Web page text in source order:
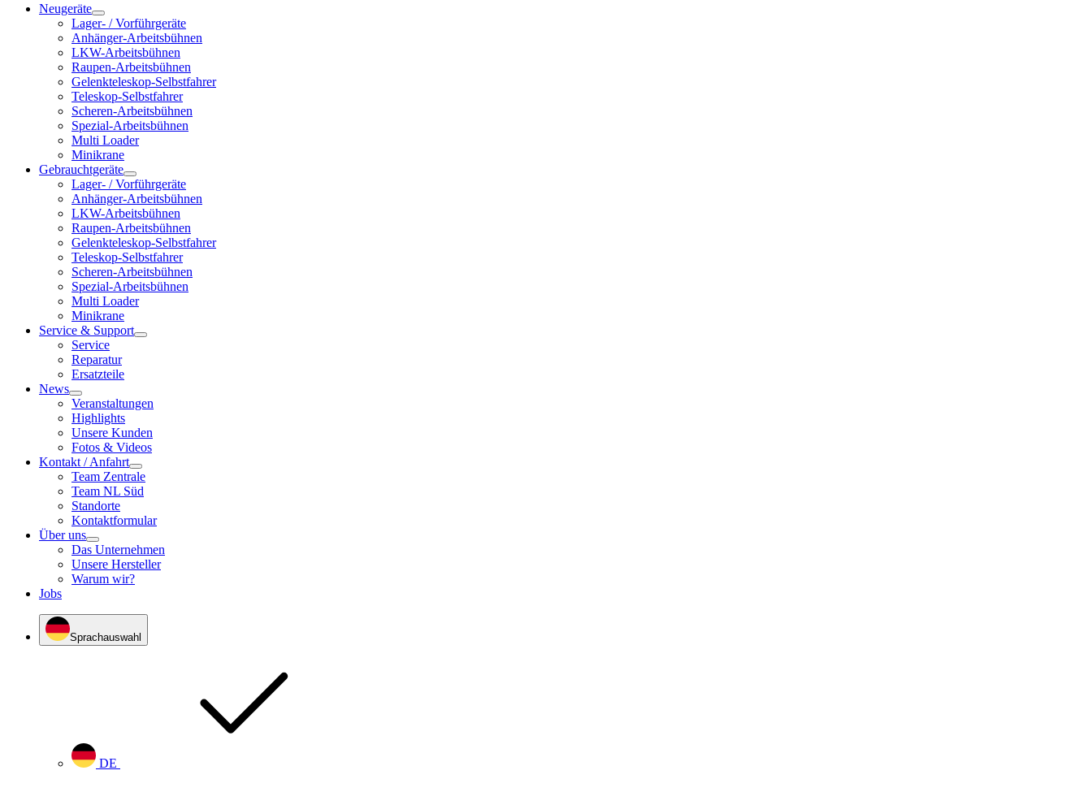
Neugeräte
Lager- / Vorführgeräte
Anhänger-Arbeitsbühnen
LKW-Arbeitsbühnen
Raupen-Arbeitsbühnen
Gelenkteleskop-Selbstfahrer
Teleskop-Selbstfahrer
Scheren-Arbeitsbühnen
Spezial-Arbeitsbühnen
Multi Loader
Minikrane
Gebrauchtgeräte
Lager- / Vorführgeräte
Anhänger-Arbeitsbühnen
LKW-Arbeitsbühnen
Raupen-Arbeitsbühnen
Gelenkteleskop-Selbstfahrer
Teleskop-Selbstfahrer
Scheren-Arbeitsbühnen
Spezial-Arbeitsbühnen
Multi Loader
Minikrane
Service & Support
Service
Reparatur
Ersatzteile
News
Veranstaltungen
Highlights
Unsere Kunden
Fotos & Videos
Kontakt / Anfahrt
Team Zentrale
Team NL Süd
Standorte
Kontaktformular
Über uns
Das Unternehmen
Unsere Hersteller
Warum wir?
Jobs
Sprachauswahl
DE